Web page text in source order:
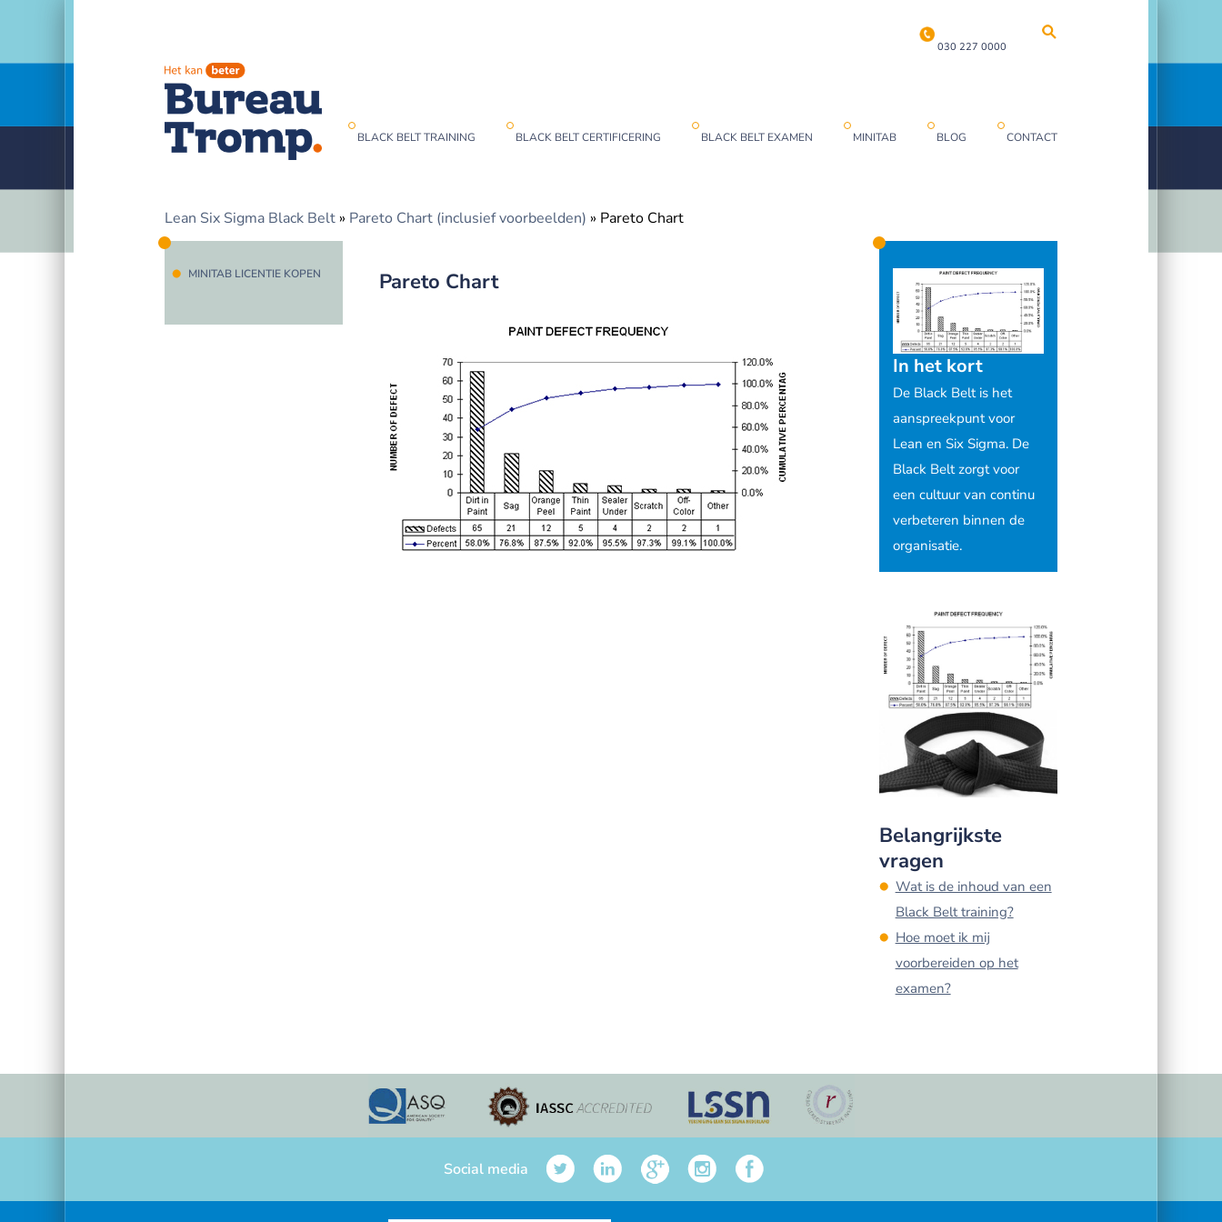
030 227 0000
BLACK BELT TRAINING BLACK BELT CERTIFICERING BLACK BELT EXAMEN MINITAB BLOG CONTACT
Lean Six Sigma Black Belt » Pareto Chart (inclusief voorbeelden) » Pareto Chart
MINITAB LICENTIE KOPEN Pareto Chart
In het kort
De Black Belt is het
aanspreekpunt voor
Lean en Six Sigma. De
Black Belt zorgt voor
een cultuur van continu
verbeteren binnen de
organisatie.
Belangrijkste
vragen
Wat is de inhoud van een
Black Belt training?
Hoe moet ik mij
voorbereiden op het
examen?
Social media